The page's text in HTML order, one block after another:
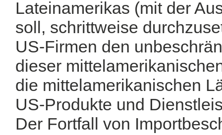
Lateinamerikas (mit der
soll, schrittweise
US-Firmen den
dieser
die mittelamerikanischen
US-Produkte und
Der Fortfall von